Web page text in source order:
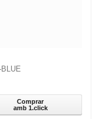
Comprar
amb 1.click